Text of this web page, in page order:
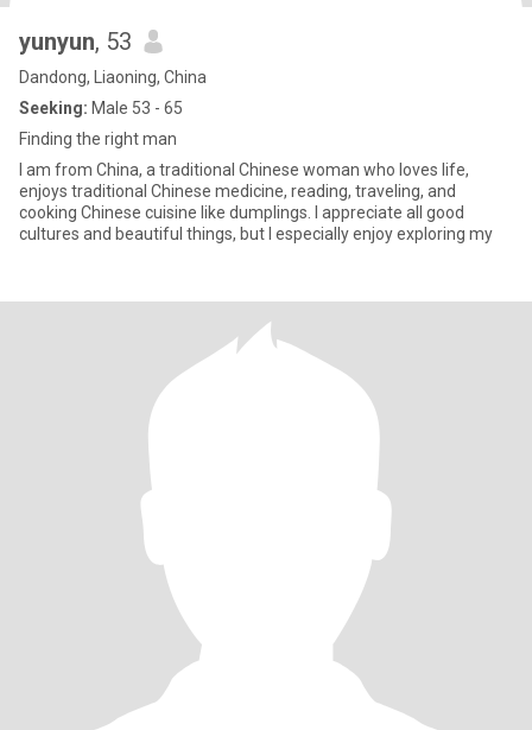
yunyun, 53
Dandong, Liaoning, China
Seeking: Male 53 - 65
Finding the right man
I am from China, a traditional Chinese woman who loves life,
enjoys traditional Chinese medicine, reading, traveling, and
cooking Chinese cuisine like dumplings. I appreciate all good
cultures and beautiful things, but I especially enjoy exploring my